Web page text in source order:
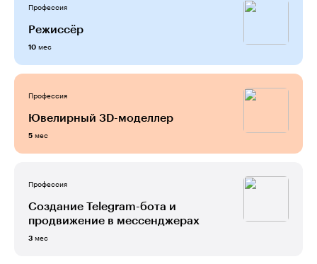
Профессия
Режиссёр
10 мес
Профессия
Ювелирный 3D-моделлер
5 мес
Профессия
Создание Telegram-бота и
продвижение в мессенджерах
3 мес